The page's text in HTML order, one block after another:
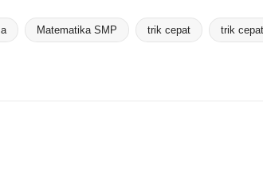
Matematika SMP trik cepat trik